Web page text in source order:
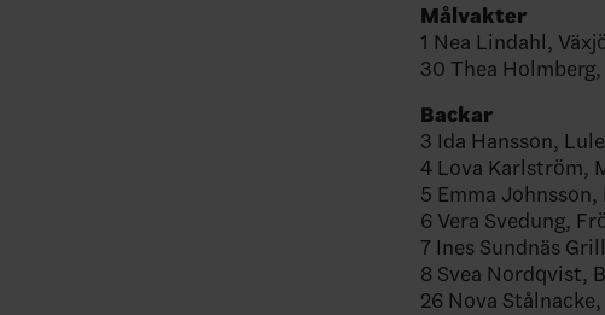
Målvakter
1 Nea Lindahl,
30 Thea
Backar
3 Ida Hansson,
4 Lova Karlström,
5 Emma
6 Vera Svedung,
7 Ines Sundnäs
8 Svea Nordqvist,
26 Nova